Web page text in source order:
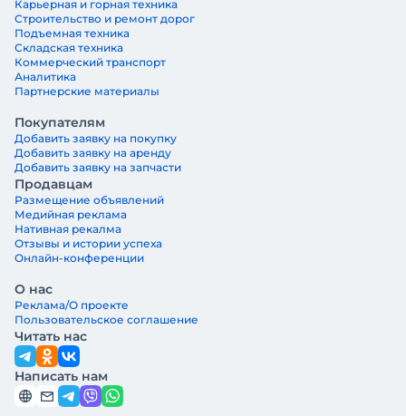
Карьерная и горная техника
Строительство и ремонт дорог
Подъемная техника
Складская техника
Коммерческий транспорт
Аналитика
Партнерские материалы
Покупателям
Добавить заявку на покупку
Добавить заявку на аренду
Добавить заявку на запчасти
Продавцам
Размещение объявлений
Медийная реклама
Нативная рекалма
Отзывы и истории успеха
Онлайн-конференции
О нас
Реклама/О проекте
Пользовательское соглашение
Читать нас
Написать нам